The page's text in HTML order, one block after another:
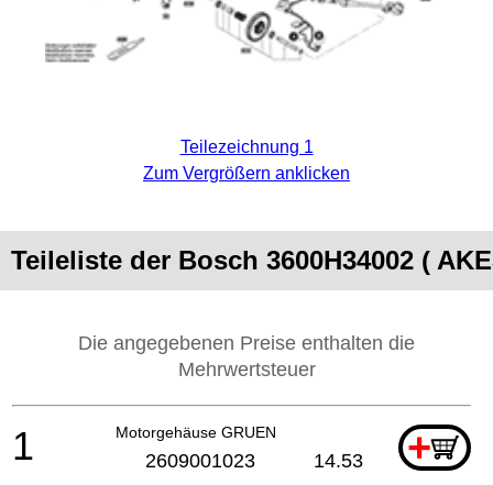
Teilezeichnung 1
Zum Vergrößern anklicken
Teileliste der Bosch 3600H34002 (
Die angegebenen Preise enthalten die
Mehrwertsteuer
Motorgehäuse GRUEN +
1 2609001023 14.53